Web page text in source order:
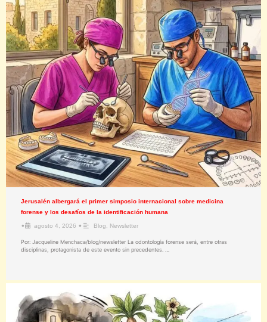
Jerusalén albergará el primer simposio internacional sobre medicina
forense y los desafíos de la identificación humana
• agosto 4, 2026 • Blog, Newsletter
Por: Jacqueline Menchaca/blog/newsletter La odontología forense será, entre otras
disciplinas, protagonista de este evento sin precedentes. …